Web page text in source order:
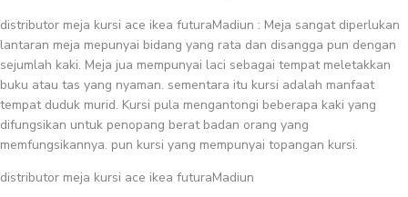
distributor meja kursi ace ikea futuraMadiun : Meja sangat diperlukan
lantaran meja mepunyai bidang yang rata dan disangga pun dengan
sejumlah kaki. Meja jua mempunyai laci sebagai tempat meletakkan
buku atau tas yang nyaman. sementara itu kursi adalah manfaat
tempat duduk murid. Kursi pula mengantongi beberapa kaki yang
difungsikan untuk penopang berat badan orang yang
memfungsikannya. pun kursi yang mempunyai topangan kursi.
distributor meja kursi ace ikea futuraMadiun